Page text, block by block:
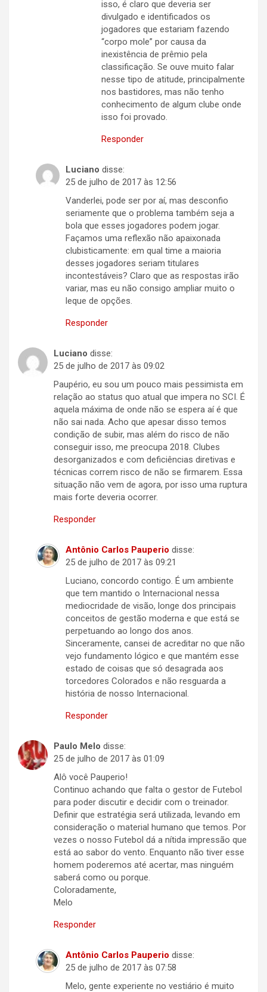
isso, é claro que deveria ser
divulgado e identificados os
jogadores que estariam fazendo
“corpo mole” por causa da
inexistência de prêmio pela
classificação. Se ouve muito falar
nesse tipo de atitude, principalmente
nos bastidores, mas não tenho
conhecimento de algum clube onde
isso foi provado.
Responder
Luciano disse:
25 de julho de 2017 às 12:56
Vanderlei, pode ser por aí, mas desconfio
seriamente que o problema também seja a
bola que esses jogadores podem jogar.
Façamos uma reflexão não apaixonada
clubisticamente: em qual time a maioria
desses jogadores seriam titulares
incontestáveis? Claro que as respostas irão
variar, mas eu não consigo ampliar muito o
leque de opções.
Responder
Luciano disse:
25 de julho de 2017 às 09:02
Paupério, eu sou um pouco mais pessimista em
relação ao status quo atual que impera no SCI. É
aquela máxima de onde não se espera aí é que
não sai nada. Acho que apesar disso temos
condição de subir, mas além do risco de não
conseguir isso, me preocupa 2018. Clubes
desorganizados e com deficiências diretivas e
técnicas correm risco de não se firmarem. Essa
situação não vem de agora, por isso uma ruptura
mais forte deveria ocorrer.
Responder
Antônio Carlos Pauperio disse:
25 de julho de 2017 às 09:21
Luciano, concordo contigo. É um ambiente
que tem mantido o Internacional nessa
mediocridade de visão, longe dos principais
conceitos de gestão moderna e que está se
perpetuando ao longo dos anos.
Sinceramente, cansei de acreditar no que não
vejo fundamento lógico e que mantém esse
estado de coisas que só desagrada aos
torcedores Colorados e não resguarda a
história de nosso Internacional.
Responder
Paulo Melo disse:
25 de julho de 2017 às 01:09
Alô você Pauperio!
Continuo achando que falta o gestor de Futebol
para poder discutir e decidir com o treinador.
Definir que estratégia será utilizada, levando em
consideração o material humano que temos. Por
vezes o nosso Futebol dá a nítida impressão que
está ao sabor do vento. Enquanto não tiver esse
homem poderemos até acertar, mas ninguém
saberá como ou porque.
Coloradamente,
Melo
Responder
Antônio Carlos Pauperio disse:
25 de julho de 2017 às 07:58
Melo, gente experiente no vestiário é muito